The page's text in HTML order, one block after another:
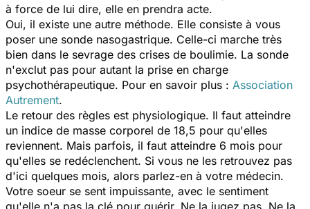
à force de lui dire, elle en prendra acte.
Oui, il existe une autre méthode. Elle consiste à vous
poser une sonde nasogastrique. Celle-ci marche très
bien dans le sevrage des crises de boulimie. La sonde
n'exclut pas pour autant la prise en charge
psychothérapeutique. Pour en savoir plus : Association
Autrement.
Le retour des règles est physiologique. Il faut atteindre
un indice de masse corporel de 18,5 pour qu'elles
reviennent. Mais parfois, il faut atteindre 6 mois pour
qu'elles se redéclenchent. Si vous ne les retrouvez pas
d'ici quelques mois, alors parlez-en à votre médecin.
Votre soeur se sent impuissante, avec le sentiment
qu'elle n'a pas la clé pour guérir. Ne la jugez pas. Ne la